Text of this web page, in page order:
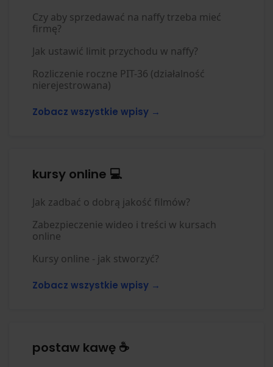
Czy aby sprzedawać na naffy trzeba mieć
firmę?
Jak ustawić limit przychodu w naffy?
Rozliczenie roczne PIT-36 (działalność
nierejestrowana)
Zobacz wszystkie wpisy →
kursy online 💻
Jak zadbać o dobrą jakość filmów?
Zabezpieczenie wideo i treści w kursach
online
Kursy online - jak stworzyć?
Zobacz wszystkie wpisy →
postaw kawę ☕